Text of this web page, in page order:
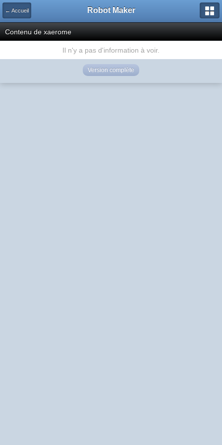
← Accueil Robot Maker
Contenu de xaerome
Il n'y a pas d'information à voir.
Version complète